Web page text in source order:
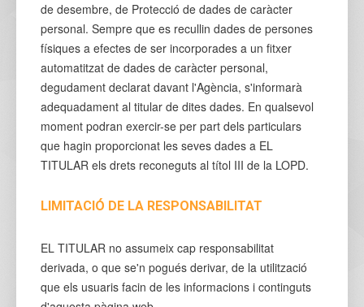
de desembre, de Protecció de dades de caràcter
personal. Sempre que es recullin dades de persones
físiques a efectes de ser incorporades a un fitxer
automatitzat de dades de caràcter personal,
degudament declarat davant l'Agència, s'informarà
adequadament al titular de dites dades. En qualsevol
moment podran exercir-se per part dels particulars
que hagin proporcionat les seves dades a EL
TITULAR els drets reconeguts al títol III de la LOPD.
LIMITACIÓ DE LA RESPONSABILITAT
EL TITULAR no assumeix cap responsabilitat
derivada, o que se'n pogués derivar, de la utilització
que els usuaris facin de les informacions i continguts